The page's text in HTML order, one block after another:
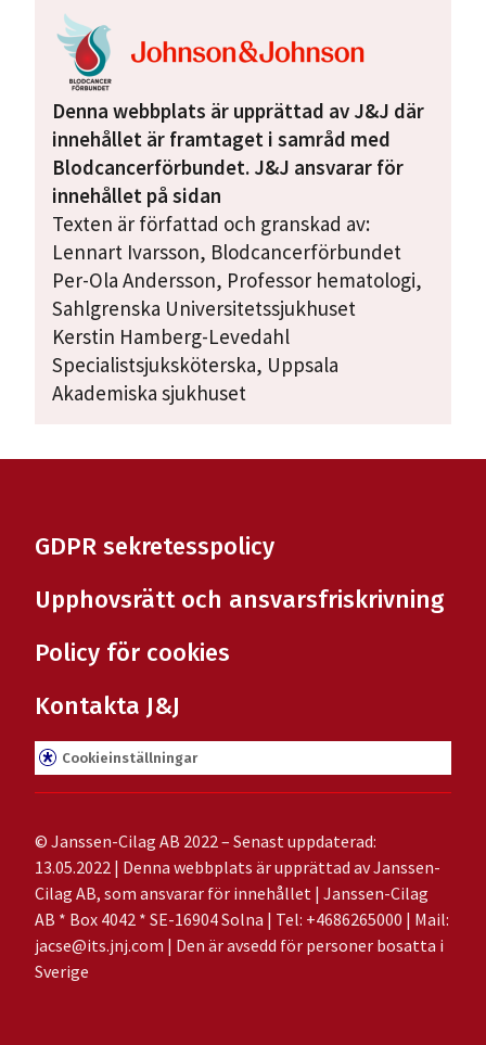
Denna webbplats är upprättad av J&J där
innehållet är framtaget i samråd med
Blodcancerförbundet. J&J ansvarar för
innehållet på sidan
Texten är författad och granskad av:
Lennart Ivarsson, Blodcancerförbundet
Per-Ola Andersson, Professor hematologi,
Sahlgrenska Universitetssjukhuset
Kerstin Hamberg-Levedahl
Specialistsjuksköterska, Uppsala
Akademiska sjukhuset
GDPR sekretesspolicy
Upphovsrätt och ansvarsfriskrivning
Policy för cookies
Kontakta J&J
Cookieinställningar
© Janssen-Cilag AB 2022 – Senast uppdaterad:
13.05.2022 | Denna webbplats är upprättad av Janssen-
Cilag AB, som ansvarar för innehållet | Janssen-Cilag
AB * Box 4042 * SE-16904 Solna | Tel: +4686265000 | Mail:
jacse@its.jnj.com | Den är avsedd för personer bosatta i
Sverige